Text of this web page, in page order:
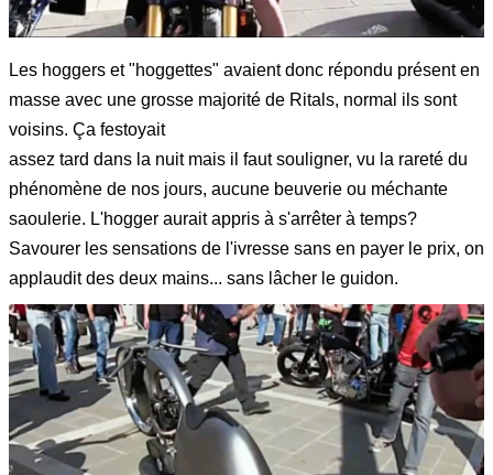
Les hoggers et "hoggettes" avaient donc répondu présent en
masse avec une grosse majorité de Ritals, normal ils sont
voisins. Ça festoyait
assez tard dans la nuit mais il faut souligner, vu la rareté du
phénomène de nos jours, aucune beuverie ou méchante
saoulerie. L'hogger aurait appris à s'arrêter à temps?
Savourer les sensations de l'ivresse sans en payer le prix, on
applaudit des deux mains... sans lâcher le guidon.